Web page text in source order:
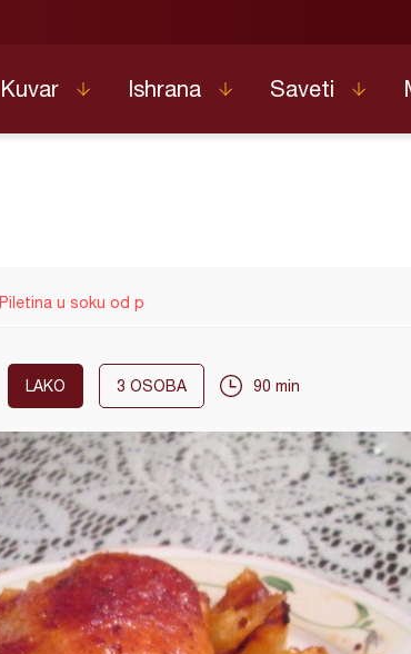
Kuvar Ishrana Saveti
Piletina u soku od p
LAKO 3 OSOBA 90 min